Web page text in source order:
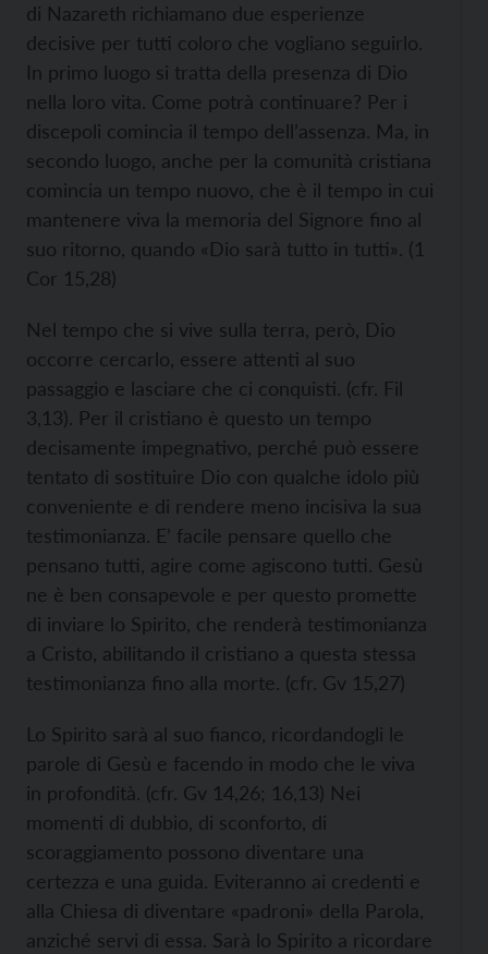
di Nazareth richiamano due esperienze
decisive per tutti coloro che vogliano seguirlo.
In primo luogo si tratta della presenza di Dio
nella loro vita. Come potrà continuare? Per i
discepoli comincia il tempo dell’assenza. Ma, in
secondo luogo, anche per la comunità cristiana
comincia un tempo nuovo, che è il tempo in cui
mantenere viva la memoria del Signore fino al
suo ritorno, quando «Dio sarà tutto in tutti». (1
Cor 15,28)
Nel tempo che si vive sulla terra, però, Dio
occorre cercarlo, essere attenti al suo
passaggio e lasciare che ci conquisti. (cfr. Fil
3,13). Per il cristiano è questo un tempo
decisamente impegnativo, perché può essere
tentato di sostituire Dio con qualche idolo più
conveniente e di rendere meno incisiva la sua
testimonianza. E’ facile pensare quello che
pensano tutti, agire come agiscono tutti. Gesù
ne è ben consapevole e per questo promette
di inviare lo Spirito, che renderà testimonianza
a Cristo, abilitando il cristiano a questa stessa
testimonianza fino alla morte. (cfr. Gv 15,27)
Lo Spirito sarà al suo fianco, ricordandogli le
parole di Gesù e facendo in modo che le viva
in profondità. (cfr. Gv 14,26; 16,13) Nei
momenti di dubbio, di sconforto, di
scoraggiamento possono diventare una
certezza e una guida. Eviteranno ai credenti e
alla Chiesa di diventare «padroni» della Parola,
anziché servi di essa. Sarà lo Spirito a ricordare